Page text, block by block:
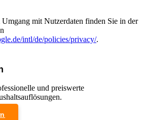
mit Nutzerdaten finden Sie in der
intl/de/policies/privacy/.
und preiswerte